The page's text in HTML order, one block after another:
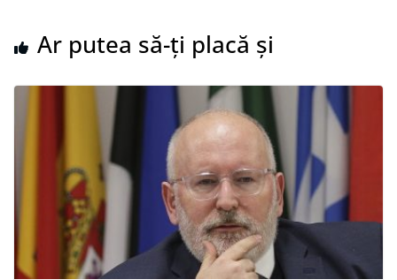
Ar putea să-ți placă și